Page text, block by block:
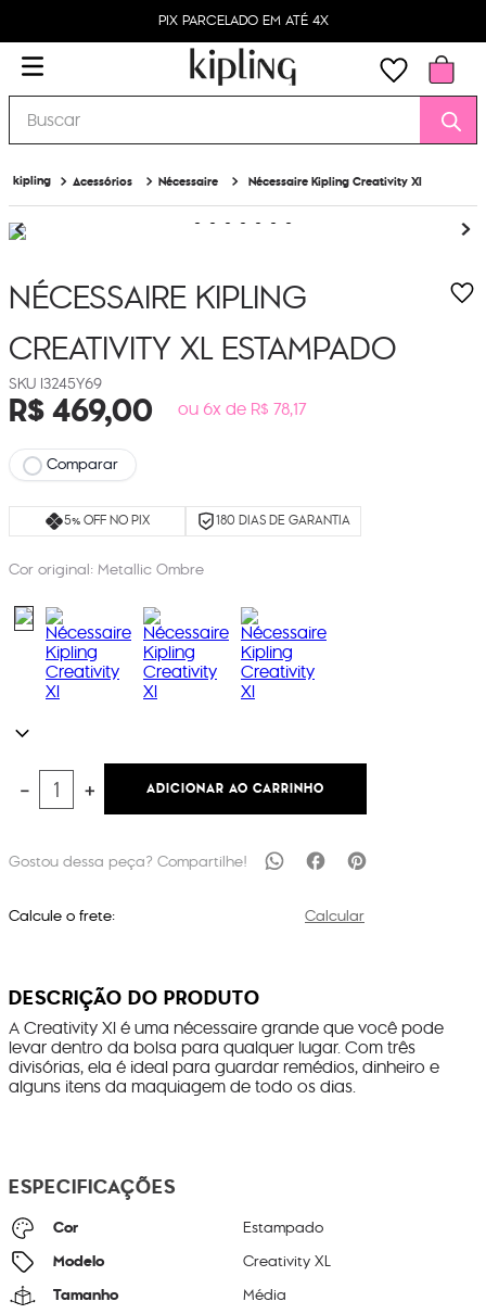
PIX PARCELADO EM ATÉ 4X
Buscar
Acessórios Nécessaire Nécessaire Kipling Creativity Xl
NÉCESSAIRE KIPLING
CREATIVITY XLESTAMPADO
I3245Y69
R$469,00 ou 6x de R$ 78,17
Comparar
5% OFF NO PIX 180 DIAS DE GARANTIA
Cor original: Metallic Ombre
＋
－ ADICIONAR AO CARRINHO
Calcule o frete: Calcular
DESCRIÇÃO DO PRODUTO
A Creativity Xl é uma nécessaire grande que você pode
levar dentro da bolsa para qualquer lugar. Com três
divisórias, ela é ideal para guardar remédios, dinheiro e
alguns itens da maquiagem de todo os dias.
ESPECIFICAÇÕES
Cor Estampado
Modelo Creativity XL
Tamanho Média